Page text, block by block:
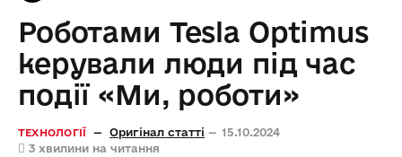
Роботами Tesla Optimus
керували люди під час
події «Ми, роботи»
ТЕХНОЛОГІЇ Оригінал статті
15.10.2024
3 хвилини на читання